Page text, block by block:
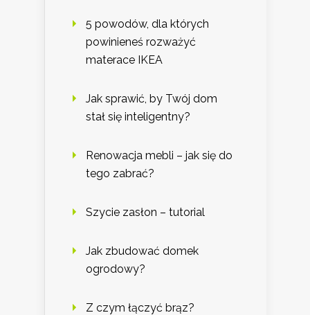
5 powodów, dla których
powinieneś rozważyć
materace IKEA
Jak sprawić, by Twój dom
stał się inteligentny?
Renowacja mebli – jak się do
tego zabrać?
Szycie zasłon – tutorial
Jak zbudować domek
ogrodowy?
Z czym łączyć brąz?